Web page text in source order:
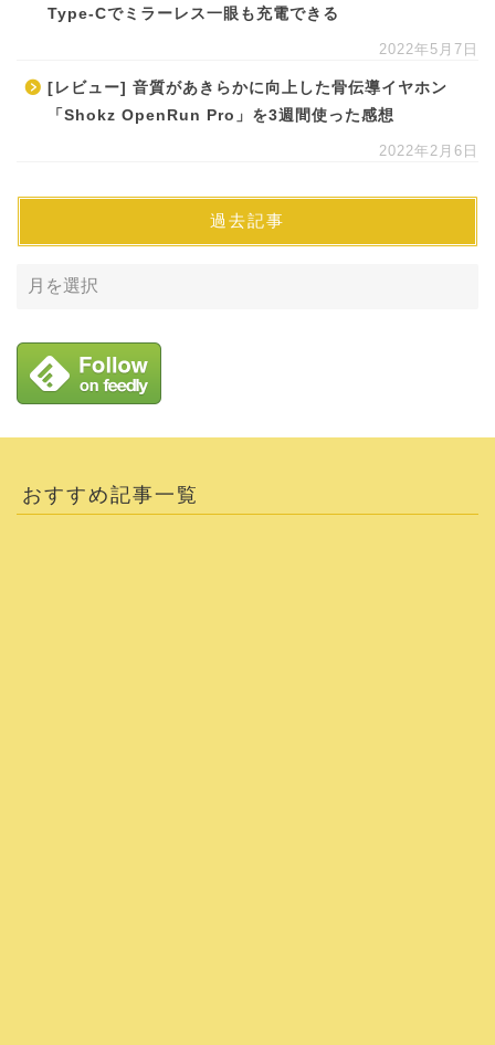
Type-Cでミラーレス一眼も充電できる
2022年5月7日
[レビュー] 音質があきらかに向上した骨伝導イヤホン
「Shokz OpenRun Pro」を3週間使った感想
2022年2月6日
過去記事
おすすめ記事一覧